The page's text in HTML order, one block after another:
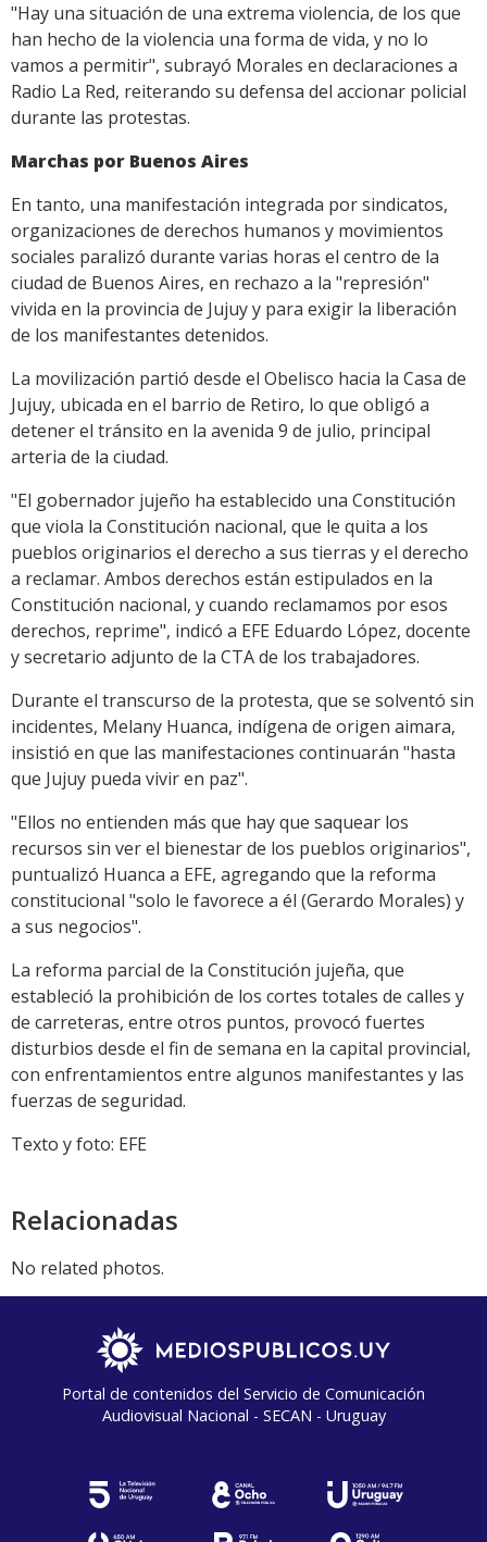
"Hay una situación de una extrema violencia, de los que
han hecho de la violencia una forma de vida, y no lo
vamos a permitir", subrayó Morales en declaraciones a
Radio La Red, reiterando su defensa del accionar policial
durante las protestas.
Marchas por Buenos Aires
En tanto, una manifestación integrada por sindicatos,
organizaciones de derechos humanos y movimientos
sociales paralizó durante varias horas el centro de la
ciudad de Buenos Aires, en rechazo a la "represión"
vivida en la provincia de Jujuy y para exigir la liberación
de los manifestantes detenidos.
La movilización partió desde el Obelisco hacia la Casa de
Jujuy, ubicada en el barrio de Retiro, lo que obligó a
detener el tránsito en la avenida 9 de julio, principal
arteria de la ciudad.
"El gobernador jujeño ha establecido una Constitución
que viola la Constitución nacional, que le quita a los
pueblos originarios el derecho a sus tierras y el derecho
a reclamar. Ambos derechos están estipulados en la
Constitución nacional, y cuando reclamamos por esos
derechos, reprime", indicó a EFE Eduardo López, docente
y secretario adjunto de la CTA de los trabajadores.
Durante el transcurso de la protesta, que se solventó sin
incidentes, Melany Huanca, indígena de origen aimara,
insistió en que las manifestaciones continuarán "hasta
que Jujuy pueda vivir en paz".
"Ellos no entienden más que hay que saquear los
recursos sin ver el bienestar de los pueblos originarios",
puntualizó Huanca a EFE, agregando que la reforma
constitucional "solo le favorece a él (Gerardo Morales) y
a sus negocios".
La reforma parcial de la Constitución jujeña, que
estableció la prohibición de los cortes totales de calles y
de carreteras, entre otros puntos, provocó fuertes
disturbios desde el fin de semana en la capital provincial,
con enfrentamientos entre algunos manifestantes y las
fuerzas de seguridad.
Texto y foto: EFE
Relacionadas
No related photos.
Portal de contenidos del Servicio de Comunicación
Audiovisual Nacional - SECAN - Uruguay